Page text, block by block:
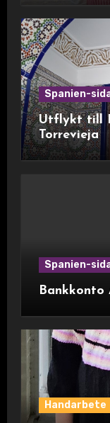
Spanien-
Utflykt till
Torrevieja
Spanien-
Handarbete